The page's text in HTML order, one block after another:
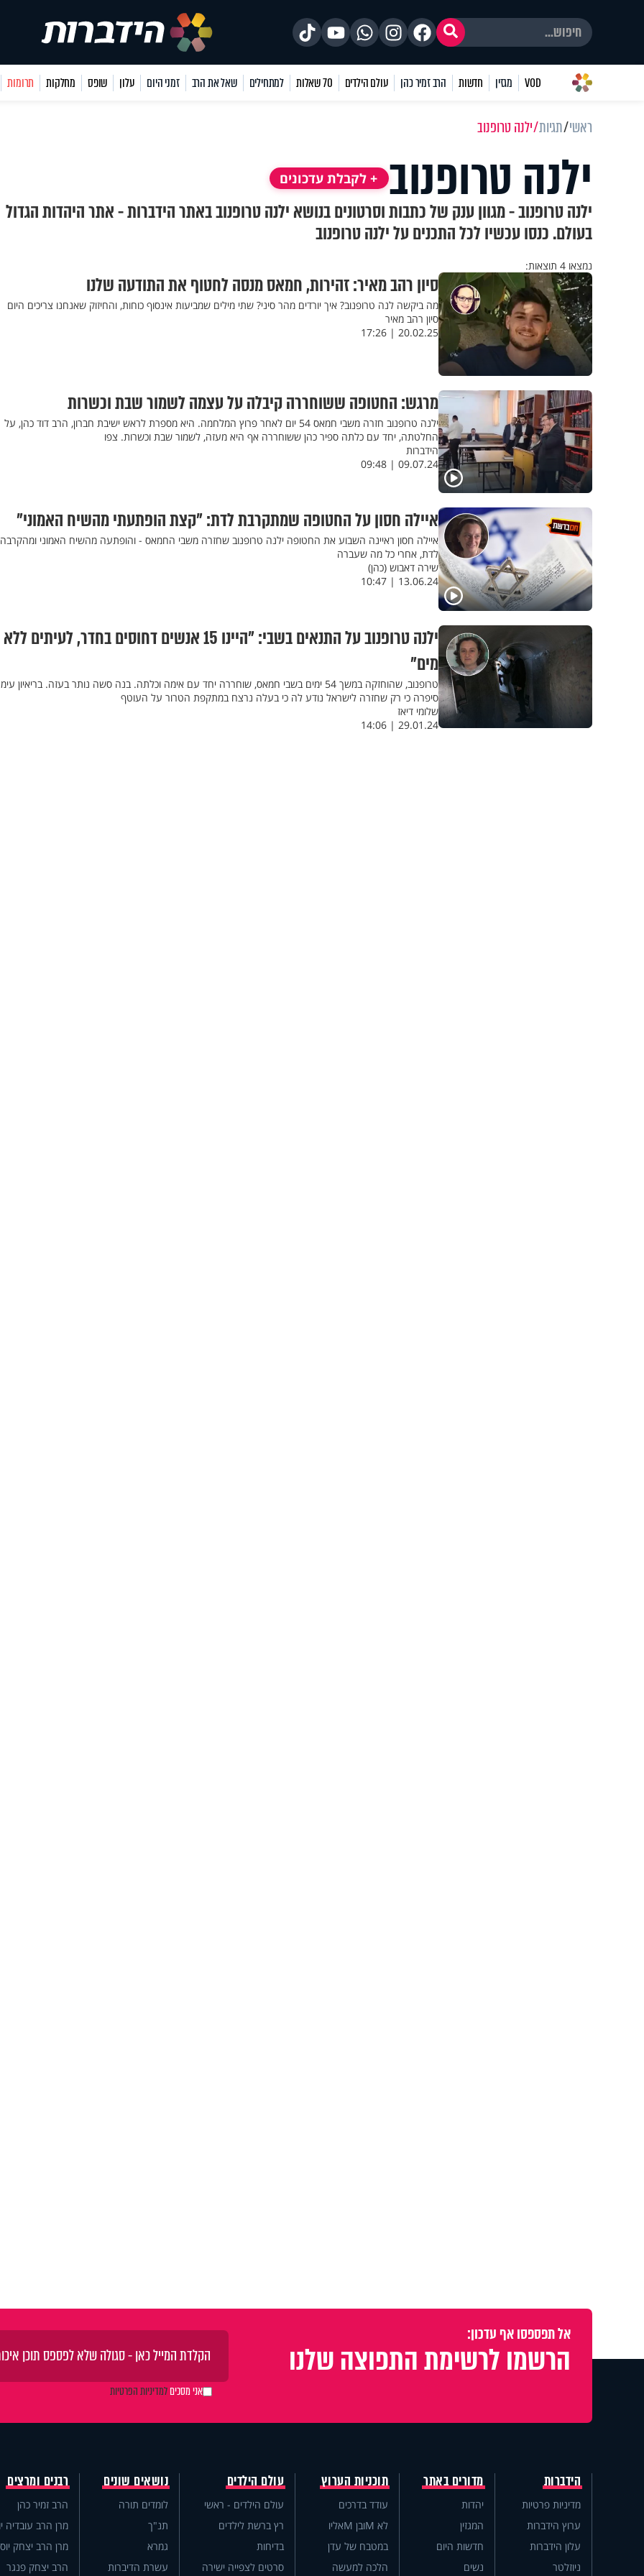
VOD מגזין חדשות הרב זמיר כהן עולם הילדים 70 שאלות למתחילים שאל את הרב זמני היום עלון שופס מחלקות תרומות
ראשי תגיות ילנה טרופנוב
ילנה טרופנוב + לקבלת עדכונים
ילנה טרופנוב - מגוון ענק של כתבות וסרטונים בנושא ילנה טרופנוב באתר הידברות - אתר היהדות הגדול
בעולם. כנסו עכשיו לכל התכנים על ילנה טרופנוב
נמצאו 4 תוצאות:
סיון רהב מאיר: זהירות, חמאס מנסה לחטוף את התודעה שלנו
מה ביקשה לנה טרופנוב? איך יורדים מהר סיני? שתי מילים שמביעות אינסוף כוחות, והחיזוק שאנחנו צריכים היום
סיון רהב מאיר
20.02.25 | 17:26
מרגש: החטופה ששוחררה קיבלה על עצמה לשמור שבת וכשרות
ילנה טרופנוב חזרה משבי חמאס 54 יום לאחר פרוץ המלחמה. היא מספרת לראש ישיבת חברון, הרב דוד כהן, על
החלטתה, יחד עם כלתה ספיר כהן ששוחררה אף היא מעזה, לשמור שבת וכשרות. צפו
הידברות
09.07.24 | 09:48
איילה חסון על החטופה שמתקרבת לדת: "קצת הופתעתי מהשיח האמוני"
איילה חסון ראיינה השבוע את החטופה ילנה טרופנוב שחזרה משבי החמאס - והופתעה מהשיח האמוני
לדת, אחרי כל מה שעברה
שירה דאבוש (כהן)
13.06.24 | 10:47
ילנה טרופנוב על התנאים בשבי: "היינו 15 אנשים דחוסים בחדר, לעיתים ללא
מים"
טרופנוב, שהוחזקה במשך 54 ימים בשבי חמאס, שוחררה יחד עם אימה וכלתה. בנה סשה נותר בעזה. בריאיון
סיפרה כי רק שחזרה לישראל נודע לה כי בעלה נרצח במתקפת הטרור על העוטף
שלומי דיאז
29.01.24 | 14:06
אל תפספסו אף עדכון:
הרשמו לרשימת התפוצה שלנו
אני מסכיםלמדיניות הפרטיות
הידברות
מדיניות פרטיות
ערוץ הידברות
עלון הידברות
ניוזלטר
מדורים באתר
יהדות
המגזין
חדשות היום
נשים
תוכניות הערוץ
עודד בדרכים
לא Mובן Mאליו
במטבח של עדן
הלכה למעשה
עולם הילדים
עולם הילדים - ראשי
רץ ברשת לילדים
בדיחות
סרטים לצפייה ישירה
נושאים שונים
לומדים תורה
תנ"ך
גמרא
עשרת הדיברות
רבנים ומרצים
הרב זמיר כהן
מרן הרב עובדיה
מרן הרב יצחק
הרב יצחק פנגר